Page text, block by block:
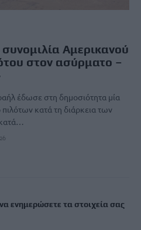
Αμερικανού
στον ασύρματο –
έδωσε στη δημοσιότητα μία
κατά τη διάρκεια των
ενημερώσετε τα στοιχεία σας